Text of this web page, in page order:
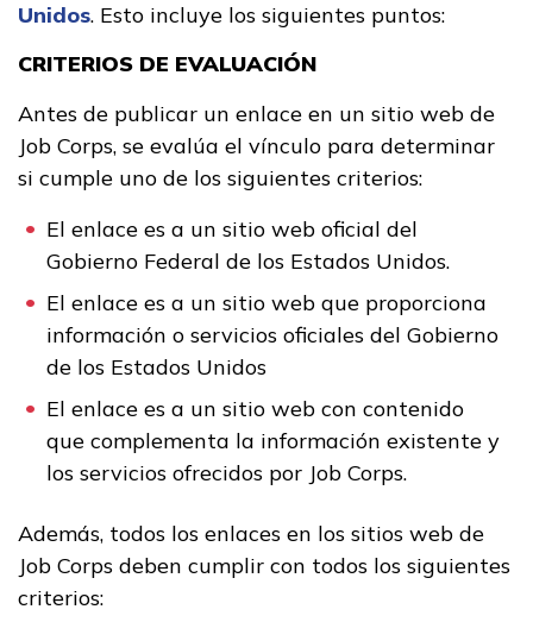
Unidos. Esto incluye los siguientes puntos:
CRITERIOS DE EVALUACIÓN
Antes de publicar un enlace en un sitio web de
Job Corps, se evalúa el vínculo para determinar
si cumple uno de los siguientes criterios:
El enlace es a un sitio web oficial del
Gobierno Federal de los Estados Unidos.
El enlace es a un sitio web que proporciona
información o servicios oficiales del Gobierno
de los Estados Unidos
El enlace es a un sitio web con contenido
que complementa la información existente y
los servicios ofrecidos por Job Corps.
Además, todos los enlaces en los sitios web de
Job Corps deben cumplir con todos los siguientes
criterios: